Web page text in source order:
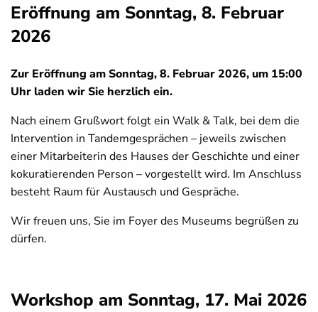
Eröffnung am Sonntag, 8. Februar
2026
Zur Eröffnung am Sonntag, 8. Februar 2026, um 15:00
Uhr laden wir Sie herzlich ein.
Nach einem Grußwort folgt ein Walk & Talk, bei dem die
Intervention in Tandemgesprächen – jeweils zwischen
einer Mitarbeiterin des Hauses der Geschichte und einer
kokuratierenden Person – vorgestellt wird. Im Anschluss
besteht Raum für Austausch und Gespräche.
Wir freuen uns, Sie im Foyer des Museums begrüßen zu
dürfen.
Workshop am Sonntag, 17. Mai 2026